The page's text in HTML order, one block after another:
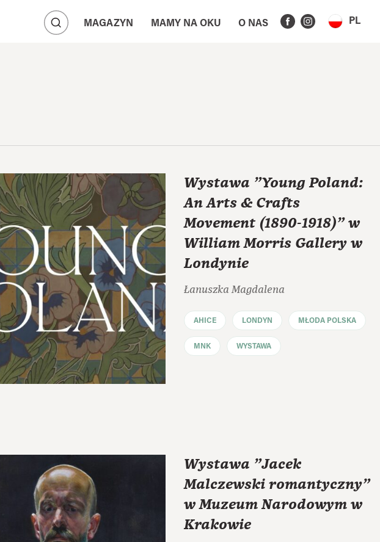
MAGAZYN MAMY NA OKU O NAS PL
Wystawa "Young Poland:
An Arts & Crafts
Movement (1890-1918)" w
William Morris Gallery w
Londynie
Łanuszka Magdalena
AHICE LONDYN MŁODA POLSKA
MNK WYSTAWA
Wystawa "Jacek
Malczewski romantyczny"
w Muzeum Narodowym w
Krakowie